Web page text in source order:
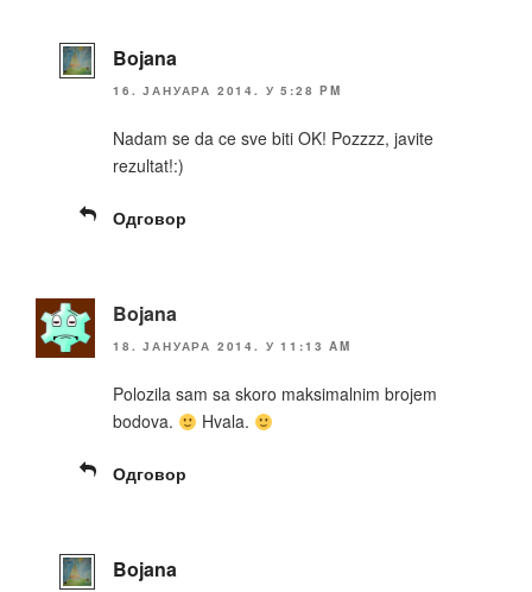
Bojana
16. ЈАНУАРА 2014. У 5:28 PM
Nadam se da ce sve biti OK! Pozzzz, javite
rezultat!:)
Одговор
Bojana
18. ЈАНУАРА 2014. У 11:13 AM
Polozila sam sa skoro maksimalnim brojem
bodova.
Hvala.
Одговор
Bojana